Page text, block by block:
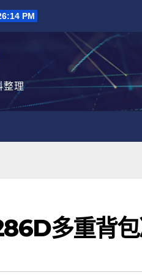
PM
整理
多重背